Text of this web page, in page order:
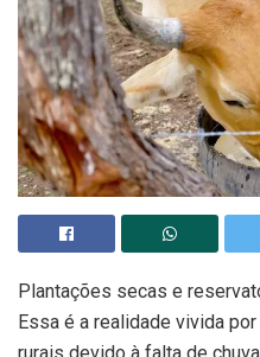
Plantações secas e
Essa é a realidade vivida
rurais devido à falta de